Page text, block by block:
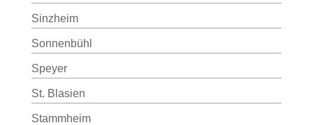
Sinzheim
Sonnenbühl
Speyer
St. Blasien
Stammheim